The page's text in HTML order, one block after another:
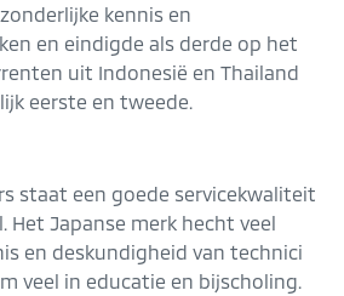
kennis en
en eindigde als derde op het
uit Indonesië en Thailand
eerste en tweede.
staat een goede servicekwaliteit
Het Japanse merk hecht veel
en deskundigheid van technici
veel in educatie en bijscholing.